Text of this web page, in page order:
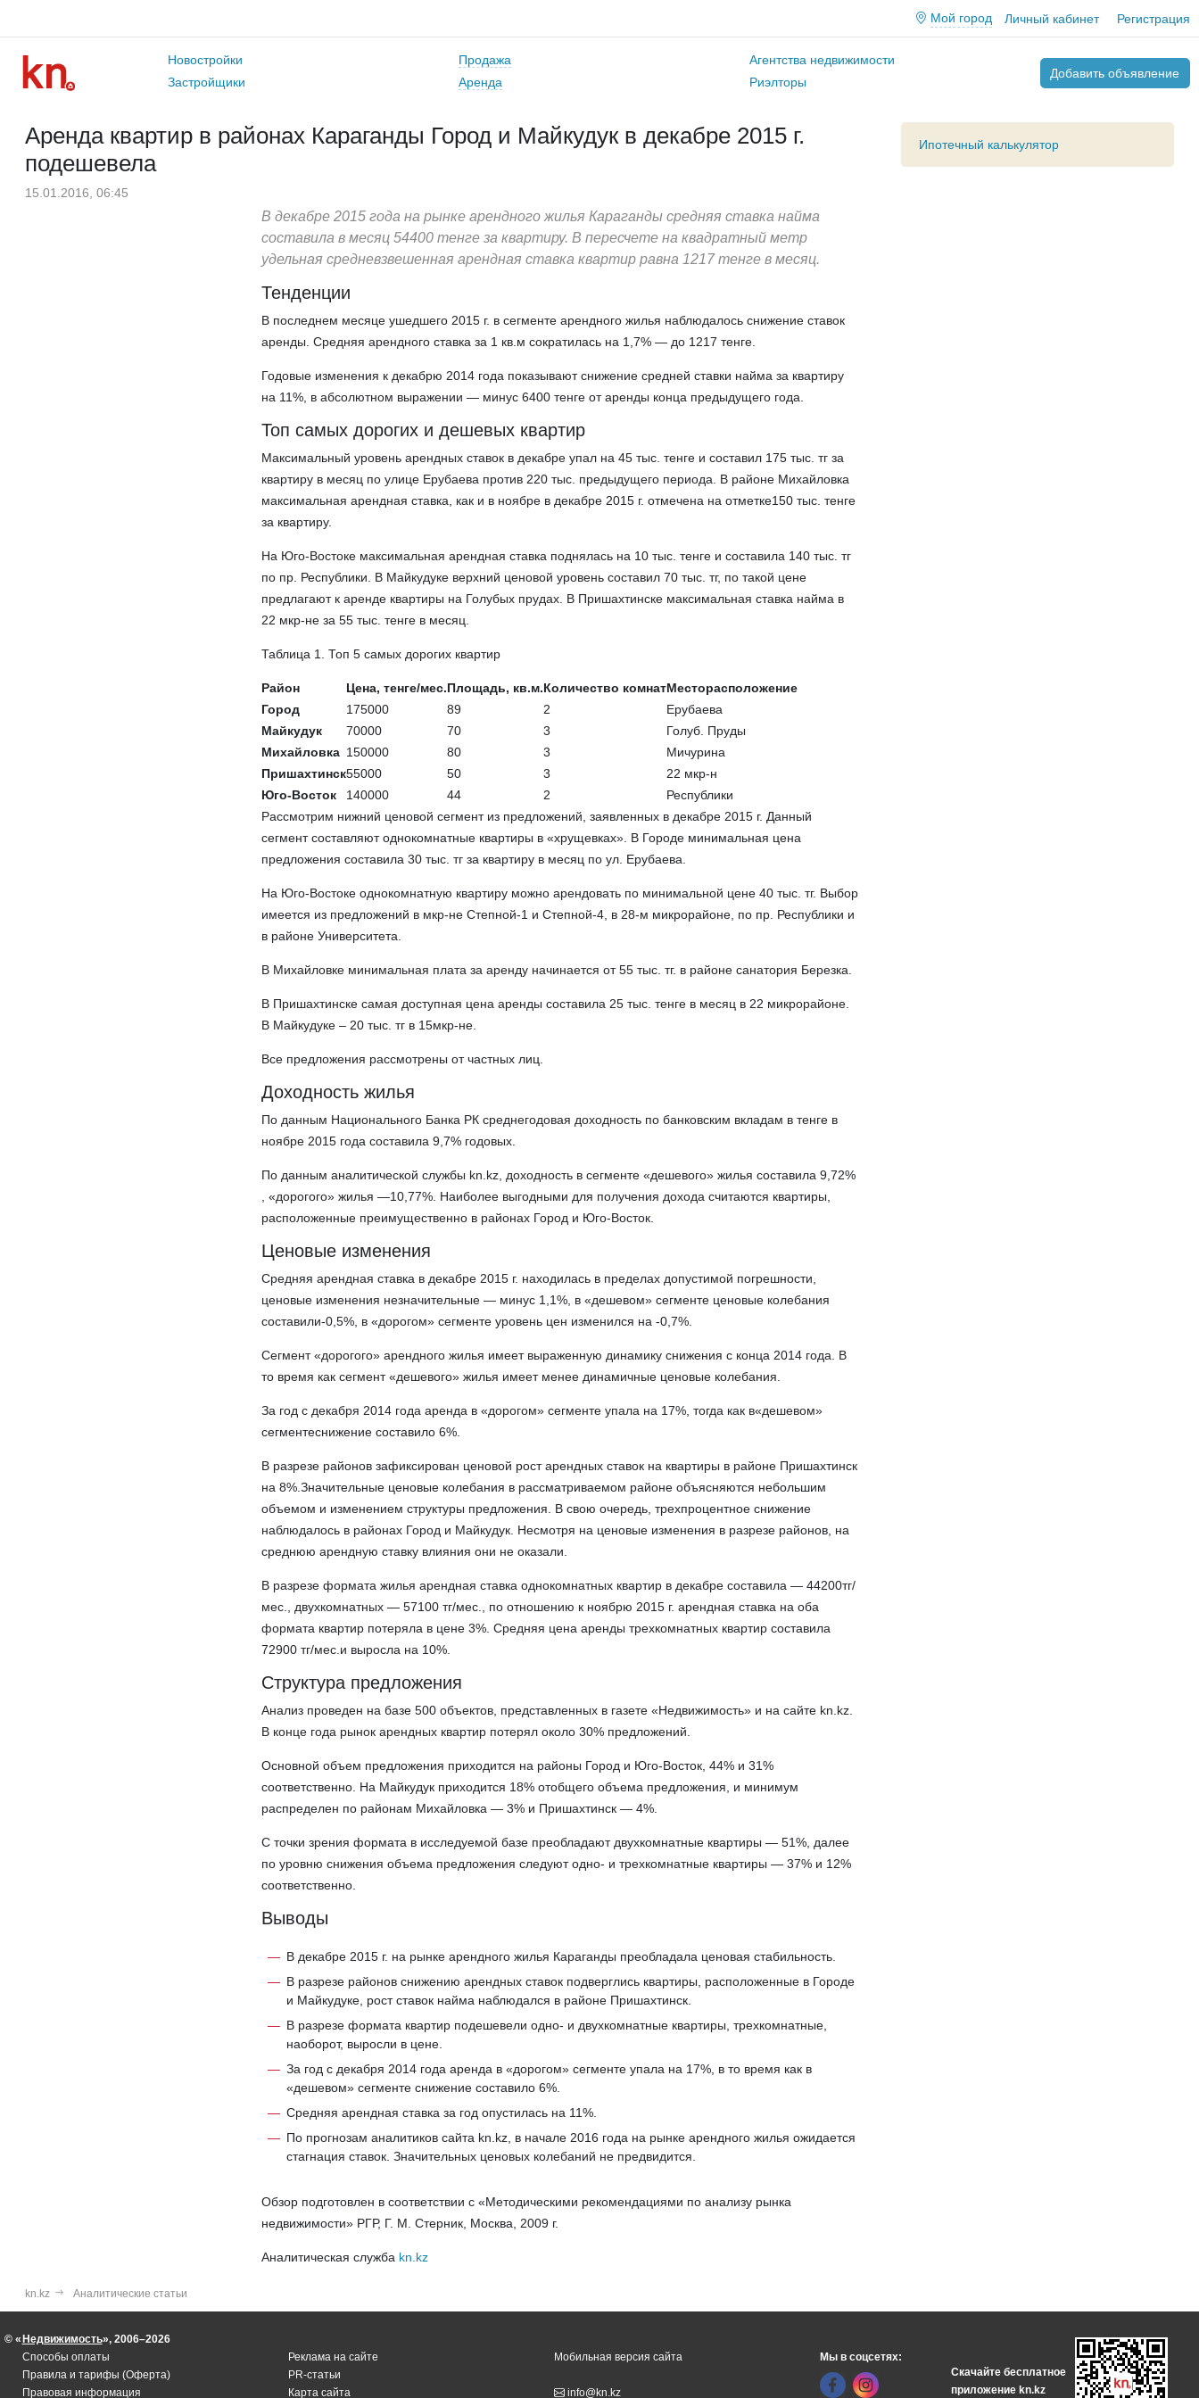
Мой город Личный кабинет Регистрация
Новостройки
Застройщики
Продажа
Аренда
Агентства недвижимости
Риэлторы
Добавить объявление
Аренда квартир в районах Караганды Город и Майкудук в декабре 2015 г.
подешевела
15.01.2016, 06:45
В декабре 2015 года на рынке арендного жилья Караганды средняя ставка найма
составила в месяц 54400 тенге за квартиру. В пересчете на квадратный метр
удельная средневзвешенная арендная ставка квартир равна 1217 тенге в месяц.
Тенденции
В последнем месяце ушедшего 2015 г. в сегменте арендного жилья наблюдалось снижение ставок
аренды. Средняя арендного ставка за 1 кв.м сократилась на 1,7% — до 1217 тенге.
Годовые изменения к декабрю 2014 года показывают снижение средней ставки найма за квартиру
на 11%, в абсолютном выражении — минус 6400 тенге от аренды конца предыдущего года.
Топ самых дорогих и дешевых квартир
Максимальный уровень арендных ставок в декабре упал на 45 тыс. тенге и составил 175 тыс. тг за
квартиру в месяц по улице Ерубаева против 220 тыс. предыдущего периода. В районе Михайловка
максимальная арендная ставка, как и в ноябре в декабре 2015 г. отмечена на отметке150 тыс. тенге
за квартиру.
На Юго-Востоке максимальная арендная ставка поднялась на 10 тыс. тенге и составила 140 тыс. тг
по пр. Республики. В Майкудуке верхний ценовой уровень составил 70 тыс. тг, по такой цене
предлагают к аренде квартиры на Голубых прудах. В Пришахтинске максимальная ставка найма в
22 мкр-не за 55 тыс. тенге в месяц.
Таблица 1. Топ 5 самых дорогих квартир
Район Цена, тенге/мес.Площадь, кв.м.Количество комнатМесторасположение
Город
175000 89 2
Ерубаева
Майкудук
70000 70 3
Голуб. Пруды
Михайловка 150000 80 3
Мичурина
Пришахтинск55000 50 3
22 мкр-н
Юго-Восток
140000 44 2
Республики
Рассмотрим нижний ценовой сегмент из предложений, заявленных в декабре 2015 г. Данный
сегмент составляют однокомнатные квартиры в «хрущевках». В Городе минимальная цена
предложения составила 30 тыс. тг за квартиру в месяц по ул. Ерубаева.
На Юго-Востоке однокомнатную квартиру можно арендовать по минимальной цене 40 тыс. тг. Выбор
имеется из предложений в мкр-не Степной-1 и Степной-4, в 28-м микрорайоне, по пр. Республики и
в районе Университета.
В Михайловке минимальная плата за аренду начинается от 55 тыс. тг. в районе санатория Березка.
В Пришахтинске самая доступная цена аренды составила 25 тыс. тенге в месяц в 22 микрорайоне.
В Майкудуке – 20 тыс. тг в 15мкр-не.
Все предложения рассмотрены от частных лиц.
Доходность жилья
По данным Национального Банка РК среднегодовая доходность по банковским вкладам в тенге в
ноябре 2015 года составила 9,7% годовых.
По данным аналитической службы kn.kz, доходность в сегменте «дешевого» жилья составила 9,72%
, «дорогого» жилья —10,77%. Наиболее выгодными для получения дохода считаются квартиры,
расположенные преимущественно в районах Город и Юго-Восток.
Ценовые изменения
Средняя арендная ставка в декабре 2015 г. находилась в пределах допустимой погрешности,
ценовые изменения незначительные — минус 1,1%, в «дешевом» сегменте ценовые колебания
составили-0,5%, в «дорогом» сегменте уровень цен изменился на -0,7%.
Сегмент «дорогого» арендного жилья имеет выраженную динамику снижения с конца 2014 года. В
то время как сегмент «дешевого» жилья имеет менее динамичные ценовые колебания.
За год с декабря 2014 года аренда в «дорогом» сегменте упала на 17%, тогда как в«дешевом»
сегментеснижение составило 6%.
В разрезе районов зафиксирован ценовой рост арендных ставок на квартиры в районе Пришахтинск
на 8%.Значительные ценовые колебания в рассматриваемом районе объясняются небольшим
объемом и изменением структуры предложения. В свою очередь, трехпроцентное снижение
наблюдалось в районах Город и Майкудук. Несмотря на ценовые изменения в разрезе районов, на
среднюю арендную ставку влияния они не оказали.
В разрезе формата жилья арендная ставка однокомнатных квартир в декабре составила — 44200тг/
мес., двухкомнатных — 57100 тг/мес., по отношению к ноябрю 2015 г. арендная ставка на оба
формата квартир потеряла в цене 3%. Средняя цена аренды трехкомнатных квартир составила
72900 тг/мес.и выросла на 10%.
Структура предложения
Анализ проведен на базе 500 объектов, представленных в газете «Недвижимость» и на сайте kn.kz.
В конце года рынок арендных квартир потерял около 30% предложений.
Основной объем предложения приходится на районы Город и Юго-Восток, 44% и 31%
соответственно. На Майкудук приходится 18% отобщего объема предложения, и минимум
распределен по районам Михайловка — 3% и Пришахтинск — 4%.
С точки зрения формата в исследуемой базе преобладают двухкомнатные квартиры — 51%, далее
по уровню снижения объема предложения следуют одно- и трехкомнатные квартиры — 37% и 12%
соответственно.
Выводы
В декабре 2015 г. на рынке арендного жилья Караганды преобладала ценовая стабильность.
В разрезе районов снижению арендных ставок подверглись квартиры, расположенные в Городе
и Майкудуке, рост ставок найма наблюдался в районе Пришахтинск.
В разрезе формата квартир подешевели одно- и двухкомнатные квартиры, трехкомнатные,
наоборот, выросли в цене.
За год с декабря 2014 года аренда в «дорогом» сегменте упала на 17%, в то время как в
«дешевом» сегменте снижение составило 6%.
Средняя арендная ставка за год опустилась на 11%.
По прогнозам аналитиков сайта kn.kz, в начале 2016 года на рынке арендного жилья ожидается
стагнация ставок. Значительных ценовых колебаний не предвидится.
Обзор подготовлен в соответствии с «Методическими рекомендациями по анализу рынка
недвижимости» РГР, Г. М. Стерник, Москва, 2009 г.
Аналитическая служба kn.kz
Ипотечный калькулятор
kn.kz Аналитические статьи
© « Недвижимость», 2006–2026
Способы оплаты
Правила и тарифы (Оферта)
Правовая информация
Реклама на сайте
PR-статьи
Карта сайта
Мобильная версия сайта
info@kn.kz
Мы в соцсетях:
Скачайте бесплатное
приложение kn.kz